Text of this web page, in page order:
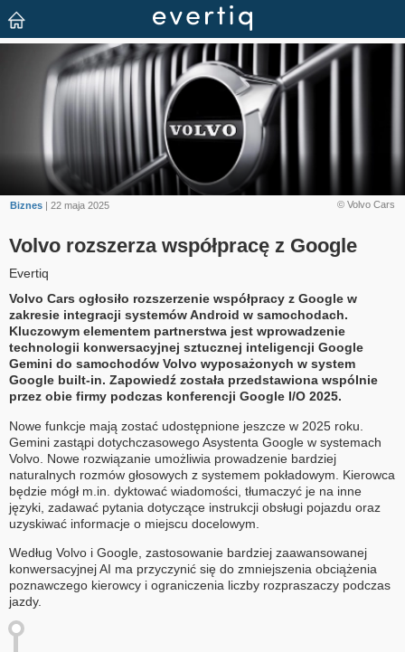
© Volvo Cars
Biznes | 22 maja 2025
Volvo rozszerza współpracę z Google
Evertiq
Volvo Cars ogłosiło rozszerzenie współpracy z Google w
zakresie integracji systemów Android w samochodach.
Kluczowym elementem partnerstwa jest wprowadzenie
technologii konwersacyjnej sztucznej inteligencji Google
Gemini do samochodów Volvo wyposażonych w system
Google built-in. Zapowiedź została przedstawiona wspólnie
przez obie firmy podczas konferencji Google I/O 2025.
Nowe funkcje mają zostać udostępnione jeszcze w 2025 roku.
Gemini zastąpi dotychczasowego Asystenta Google w systemach
Volvo. Nowe rozwiązanie umożliwia prowadzenie bardziej
naturalnych rozmów głosowych z systemem pokładowym. Kierowca
będzie mógł m.in. dyktować wiadomości, tłumaczyć je na inne
języki, zadawać pytania dotyczące instrukcji obsługi pojazdu oraz
uzyskiwać informacje o miejscu docelowym.
Według Volvo i Google, zastosowanie bardziej zaawansowanej
konwersacyjnej AI ma przyczynić się do zmniejszenia obciążenia
poznawczego kierowcy i ograniczenia liczby rozpraszaczy podczas
jazdy.